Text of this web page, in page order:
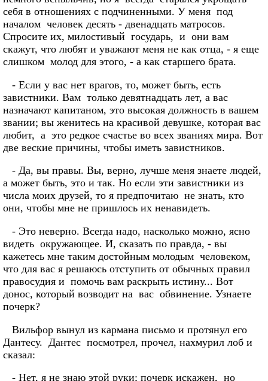
себя в отношениях с подчиненными. У меня под
началом человек десять - двенадцать матросов.
Спросите их, милостивый государь, и они вам
скажут, что любят и уважают меня не как отца, - я еще
слишком молод для этого, - а как старшего брата.
- Если у вас нет врагов, то, может быть, есть
завистники. Вам только девятнадцать лет, а вас
назначают капитаном, это высокая должность в вашем
звании; вы женитесь на красивой девушке, которая вас
любит, а это редкое счастье во всех званиях мира. Вот
две веские причины, чтобы иметь завистников.
- Да, вы правы. Вы, верно, лучше меня знаете людей,
а может быть, это и так. Но если эти завистники из
числа моих друзей, то я предпочитаю не знать, кто
они, чтобы мне не пришлось их ненавидеть.
- Это неверно. Всегда надо, насколько можно, ясно
видеть окружающее. И, сказать по правда, - вы
кажетесь мне таким достойным молодым человеком,
что для вас я решаюсь отступить от обычных правил
правосудия и помочь вам раскрыть истину... Вот
донос, который возводит на вас обвинение. Узнаете
почерк?
Вильфор вынул из кармана письмо и протянул его
Дантесу. Дантес посмотрел, прочел, нахмурил лоб и
сказал:
- Нет, я не знаю этой руки; почерк искажен, но